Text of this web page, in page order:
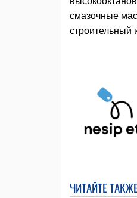
смазочные
строительный
ЧИТАЙТЕ